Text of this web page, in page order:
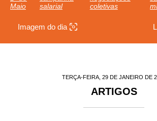
Maio
salarial
coletivas
Imagem do dia
TERÇA-FEIRA, 29 DE JANEIRO DE
ARTIGOS